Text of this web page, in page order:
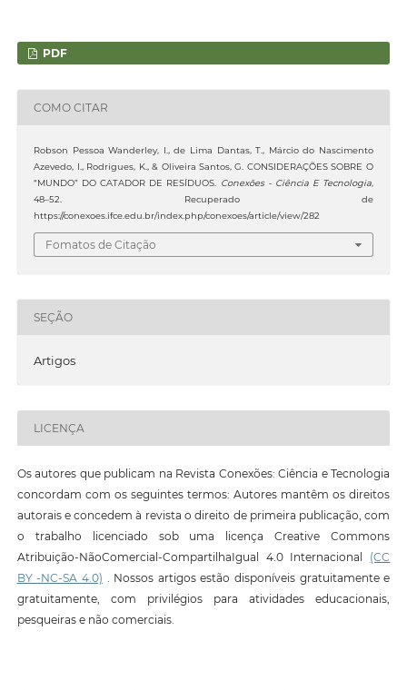
PDF
COMO CITAR
Robson Pessoa Wanderley, I., de Lima Dantas, T., Márcio do Nascimento
Azevedo, I., Rodrigues, K., & Oliveira Santos, G. CONSIDERAÇÕES SOBRE O
“MUNDO” DO CATADOR DE RESÍDUOS.
Conexões - Ciência E Tecnologia,
48–52. Recuperado de
https://conexoes.ifce.edu.br/index.php/conexoes/article/view/282
Fomatos de Citação
SEÇÃO
Artigos
LICENÇA
Os autores que publicam na Revista Conexões: Ciência e Tecnologia
concordam com os seguintes termos: Autores mantêm os direitos
autorais e concedem à revista o direito de primeira publicação, com
o trabalho licenciado sob uma licença Creative Commons
Atribuição-NãoComercial-CompartilhaIgual 4.0 Internacional (CC
BY -NC-SA 4.0) . Nossos artigos estão disponíveis gratuitamente e
gratuitamente, com privilégios para atividades educacionais,
pesqueiras e não comerciais.